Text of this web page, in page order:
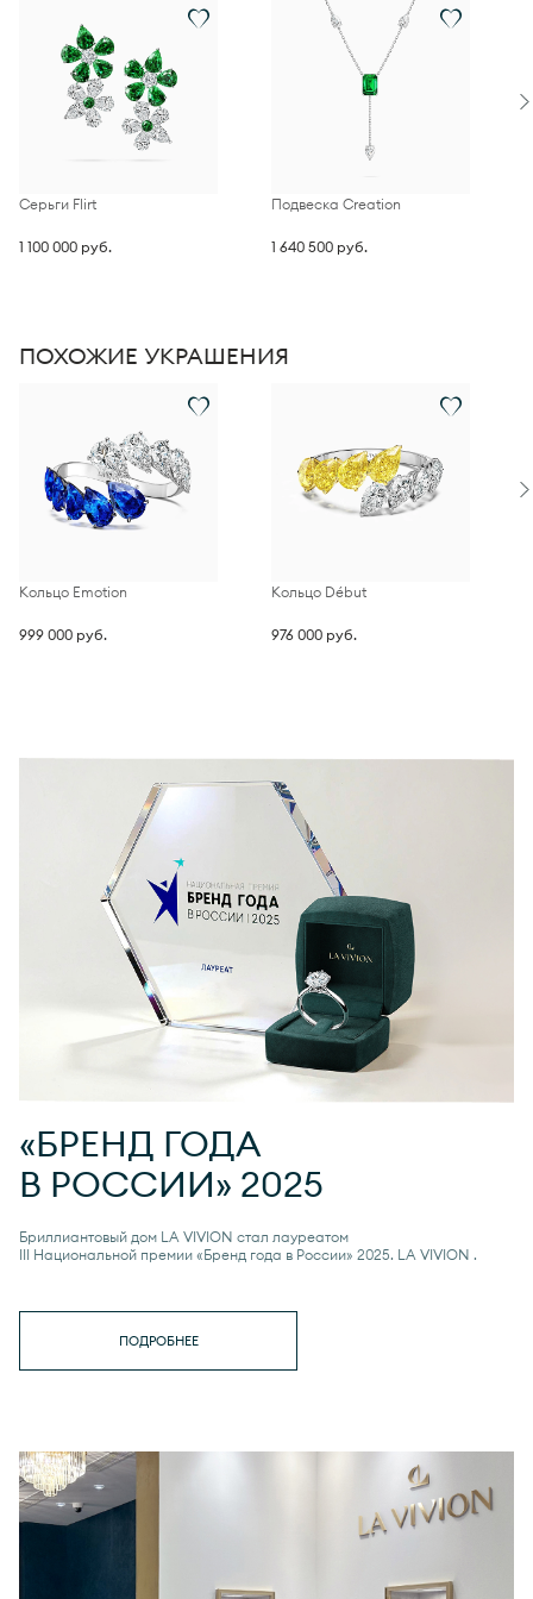
Технология
LA VIVION Ultra Comfort Fit™
гарантирует удобную
посадку и комфортное ношение.
Серьги Flirt
1 100 000 руб.
Подвеска Creation
1 640 500 руб.
ПОХОЖИЕ УКРАШЕНИЯ
Кольцо Emotion
999 000 руб.
Кольцо Début
976 000 руб.
«БРЕНД ГОДА
В РОССИИ» 2025
Бриллиантовый дом LA VIVION стал лауреатом
III Национальной премии «Бренд года в России» 2025. LA VIVION .
ПОДРОБНЕЕ